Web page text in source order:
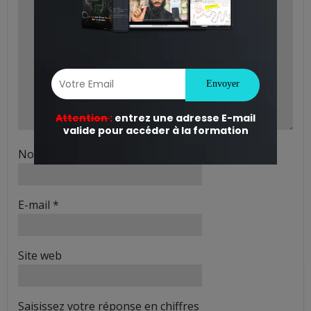
Nom
E-mail *
Site web
Saisissez votre réponse en chiffres